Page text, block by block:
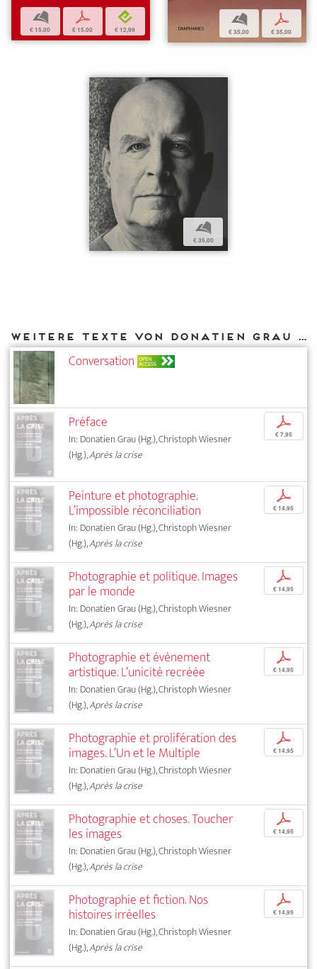
b
€ 15,00
p
€ 15,00
e
€ 12,99
b
€ 35,00
p
€ 35,00
b
€ 35,00
Weitere Texte von Donatien Grau bei DIAPHANES
Conversation OPEN
ACCESS
Préface
In: Donatien Grau (Hg.), Christoph Wiesner
(Hg.),Après la crise
p
€ 7,95
Peinture et photographie.
L’impossible réconciliation
In: Donatien Grau (Hg.), Christoph Wiesner
(Hg.),Après la crise
p
€ 14,95
Photographie et politique. Images
par le monde
In: Donatien Grau (Hg.), Christoph Wiesner
(Hg.),Après la crise
p
€ 14,95
Photographie et événement
artistique. L’unicité recréée
In: Donatien Grau (Hg.), Christoph Wiesner
(Hg.),Après la crise
p
€ 14,95
Photographie et prolifération des
images. L’Un et le Multiple
In: Donatien Grau (Hg.), Christoph Wiesner
(Hg.),Après la crise
p
€ 14,95
Photographie et choses. Toucher
les images
In: Donatien Grau (Hg.), Christoph Wiesner
(Hg.),Après la crise
p
€ 14,95
Photographie et fiction. Nos
histoires irréelles
In: Donatien Grau (Hg.), Christoph Wiesner
(Hg.),Après la crise
p
€ 14,95